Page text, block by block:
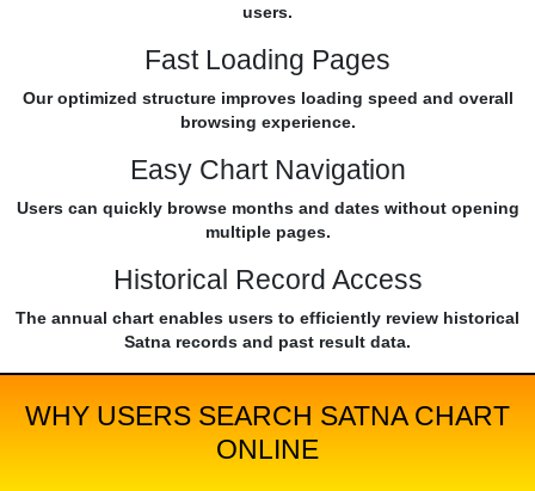
users.
Fast Loading Pages
Our optimized structure improves loading speed and overall
browsing experience.
Easy Chart Navigation
Users can quickly browse months and dates without opening
multiple pages.
Historical Record Access
The annual chart enables users to efficiently review historical
Satna records and past result data.
WHY USERS SEARCH SATNA CHART
ONLINE